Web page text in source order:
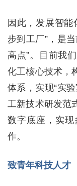
因此，发展智能
步到工厂”，是
高点”。目前我
化工核心技术，
体系，实现“实
工新技术研发范
数字底座，实
作。
致青年科技人才